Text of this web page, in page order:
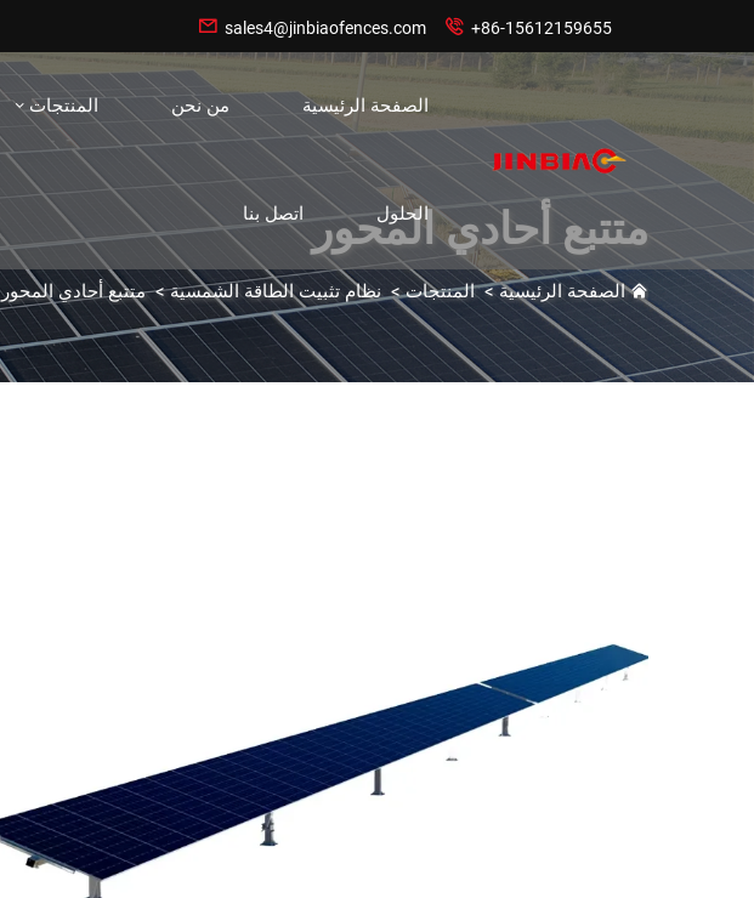
 +86-15612159655
 sales4@jinbiaofences.com
الصفحة الرئيسية من نحن المنتجات
الحلول اتصل بنا متتبع أحادي المحور
الصفحة الرئيسية>المنتجات>نظام تثبيت الطاقة الشمسية>متتبع أحادي المحور